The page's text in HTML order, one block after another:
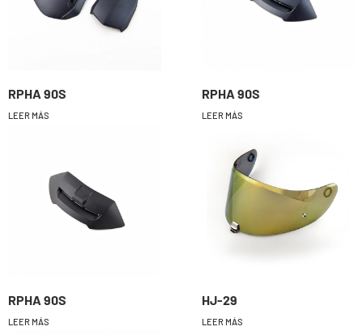
RPHA 90S
LEER MÁS
RPHA 90S
LEER MÁS
RPHA 90S
LEER MÁS
HJ-29
LEER MÁS